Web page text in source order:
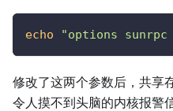
echo "options
修改了这两个参数后，共享
令人摸不到头脑的内核报警